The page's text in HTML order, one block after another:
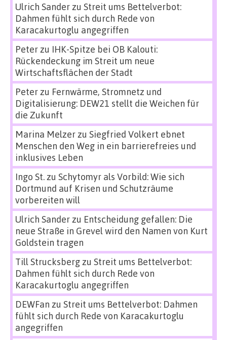
Ulrich Sanderzu Streit ums Bettelverbot:
Dahmen fühlt sich durch Rede von
Karacakurtoglu angegriffen
Peterzu IHK-Spitze bei OB Kalouti:
Rückendeckung im Streit um neue
Wirtschaftsflächen der Stadt
Peterzu Fernwärme, Stromnetz und
Digitalisierung: DEW21 stellt die Weichen für
die Zukunft
Marina Melzerzu Siegfried Volkert ebnet
Menschen den Weg in ein barrierefreies und
inklusives Leben
Ingo St.zu Schytomyr als Vorbild: Wie sich
Dortmund auf Krisen und Schutzräume
vorbereiten will
Ulrich Sanderzu Entscheidung gefallen: Die
neue Straße in Grevel wird den Namen von Kurt
Goldstein tragen
Till Strucksbergzu Streit ums Bettelverbot:
Dahmen fühlt sich durch Rede von
Karacakurtoglu angegriffen
DEWFan zu Streit ums Bettelverbot: Dahmen
fühlt sich durch Rede von Karacakurtoglu
angegriffen